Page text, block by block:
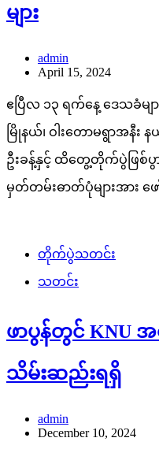
များ
admin
April 15, 2024
ဧပြီလ ၁၃ ရက်နေ့ ဒေသခံမ
မြိုနယ်၊ ဝါးတောမရွာအနီး
ဦးခန့်နှင့် ထိတွေ့တိုက်ပွဲဖြစ်ပွ
မှတ်တမ်းဓာတ်ပုံများအား ဖ
တိုက်ပွဲသတင်း
သတင်း
ဖာပွန်တွင် KNU
သိမ်းဆည်းရရှိ
admin
December 10, 2024